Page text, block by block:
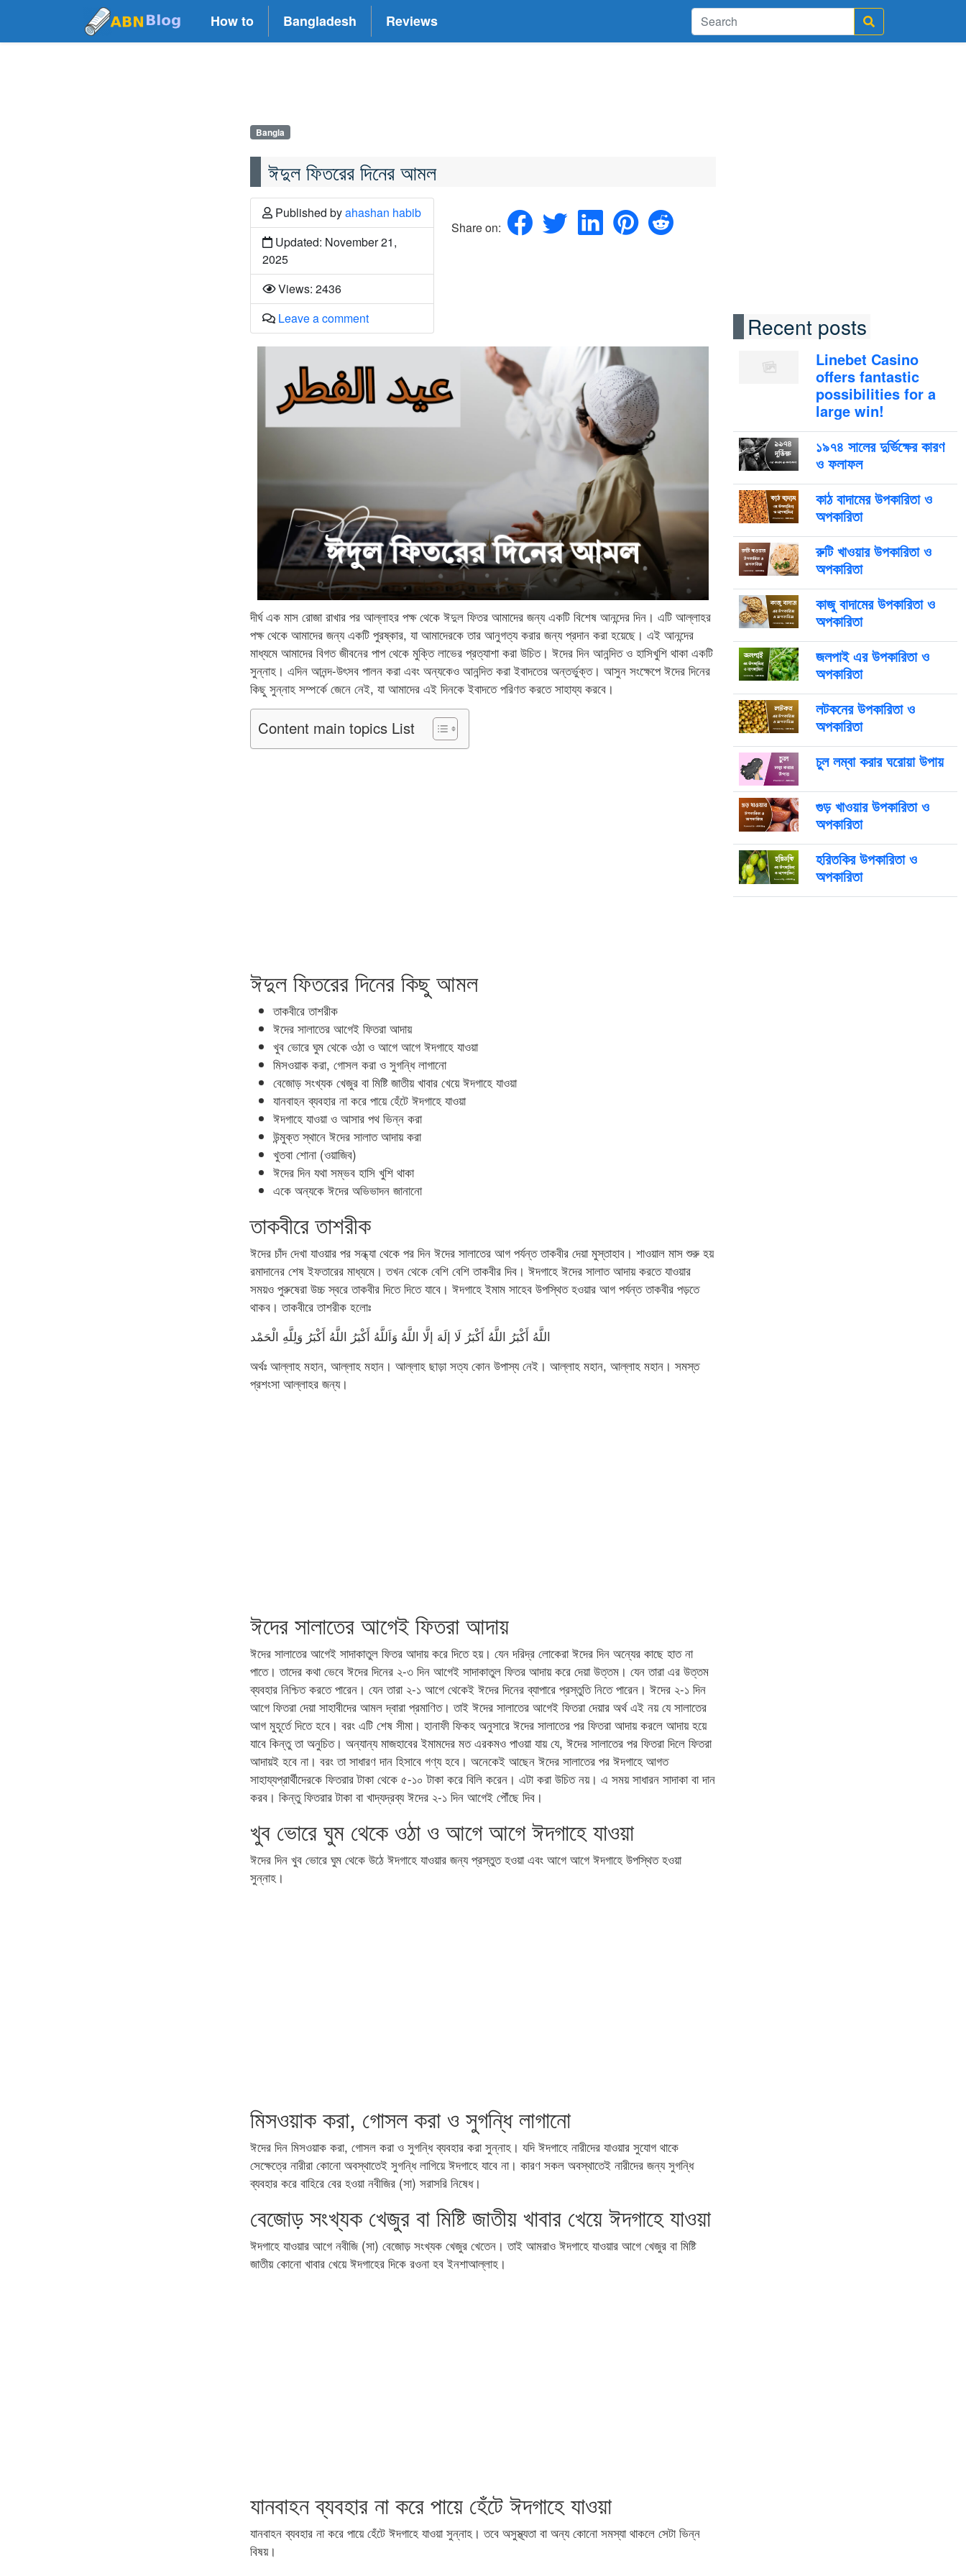
How to Bangladesh Reviews
Bangla
ঈদুল ফিতরের দিনের আমল
Published byahashan habib
Updated: November 21,
2025
Views: 2436
Leave a comment
Share on:
দীর্ঘ এক মাস রোজা রাখার পর আল্লাহর পক্ষ থেকে ঈদুল ফিতর আমাদের জন্য একটি বিশেষ আনন্দের দিন। এটি আল্লাহর
পক্ষ থেকে আমাদের জন্য একটি পুরষ্কার, যা আমাদেরকে তার আনুগত্য করার জন্য প্রদান করা হয়েছে। এই আনন্দের
মাধ্যমে আমাদের বিগত জীবনের পাপ থেকে মুক্তি লাভের প্রত্যাশা করা উচিত। ঈদের দিন আনন্দিত ও হাসিখুশি থাকা একটি
সুন্নাহ। এদিন আনন্দ-উৎসব পালন করা এবং অন্যকেও আনন্দিত করা ইবাদতের অন্তর্ভুক্ত। আসুন সংক্ষেপে ঈদের দিনের
কিছু সুন্নাহ সম্পর্কে জেনে নেই, যা আমাদের এই দিনকে ইবাদতে পরিণত করতে সাহায্য করবে।
Content main topics List
ঈদুল ফিতরের দিনের কিছু আমল
তাকবীরে তাশরীক
ঈদের সালাতের আগেই ফিতরা আদায়
খুব ভোরে ঘুম থেকে ওঠা ও আগে আগে ঈদগাহে যাওয়া
মিসওয়াক করা, গোসল করা ও সুগন্ধি লাগানো
বেজোড় সংখ্যক খেজুর বা মিষ্টি জাতীয় খাবার খেয়ে ঈদগাহে যাওয়া
যানবাহন ব্যবহার না করে পায়ে হেঁটে ঈদগাহে যাওয়া
ঈদগাহে যাওয়া ও আসার পথ ভিন্ন করা
উন্মুক্ত স্থানে ঈদের সালাত আদায় করা
খুতবা শোনা (ওয়াজিব)
ঈদের দিন যথা সম্ভব হাসি খুশি থাকা
একে অন্যকে ঈদের অভিভাদন জানানো
তাকবীরে তাশরীক
ঈদের চাঁদ দেখা যাওয়ার পর সন্ধ্যা থেকে পর দিন ঈদের সালাতের আগ পর্যন্ত তাকবীর দেয়া মুস্তাহাব। শাওয়াল মাস শুরু হয়
রমাদানের শেষ ইফতারের মাধ্যমে। তখন থেকে বেশি বেশি তাকবীর দিব। ঈদগাহে ঈদের সালাত আদায় করতে যাওয়ার
সময়ও পুরুষেরা উচ্চ স্বরে তাকবীর দিতে দিতে যাবে। ঈদগাহে ইমাম সাহেব উপস্থিত হওয়ার আগ পর্যন্ত তাকবীর পড়তে
থাকব। তাকবীরে তাশরীক হলোঃ
اللَّهُ أَكْبَرُ اللَّهُ أَكْبَرُ لَا إلَهَ إلَّا اللَّهُ وَاَللَّهُ أَكْبَرُ اللَّهُ أَكْبَرُ وَلِلَّهِ الْحَمْد
অর্থঃ আল্লাহ মহান, আল্লাহ মহান। আল্লাহ ছাড়া সত্য কোন উপাস্য নেই। আল্লাহ মহান, আল্লাহ মহান। সমস্ত
প্রশংসা আল্লাহর জন্য।
ঈদের সালাতের আগেই ফিতরা আদায়
ঈদের সালাতের আগেই সাদাকাতুল ফিতর আদায় করে দিতে হয়। যেন দরিদ্র লোকেরা ঈদের দিন অন্যের কাছে হাত না
পাতে। তাদের কথা ভেবে ঈদের দিনের ২-৩ দিন আগেই সাদাকাতুল ফিতর আদায় করে দেয়া উত্তম। যেন তারা এর উত্তম
ব্যবহার নিশ্চিত করতে পারেন। যেন তারা ২-১ আগে থেকেই ঈদের দিনের ব্যাপারে প্রস্তুতি নিতে পারেন। ঈদের ২-১ দিন
আগে ফিতরা দেয়া সাহাবীদের আমল দ্বারা প্রমাণিত। তাই ঈদের সালাতের আগেই ফিতরা দেয়ার অর্থ এই নয় যে সালাতের
আগ মুহূর্তে দিতে হবে। বরং এটি শেষ সীমা। হানাফী ফিকহ অনুসারে ঈদের সালাতের পর ফিতরা আদায় করলে আদায় হয়ে
যাবে কিন্তু তা অনুচিত। অন্যান্য মাজহাবের ইমামদের মত এরকমও পাওয়া যায় যে, ঈদের সালাতের পর ফিতরা দিলে ফিতরা
আদায়ই হবে না। বরং তা সাধারণ দান হিসাবে গণ্য হবে। অনেকেই আছেন ঈদের সালাতের পর ঈদগাহে আগত
সাহায্যপ্রার্থীদেরকে ফিতরার টাকা থেকে ৫-১০ টাকা করে বিলি করেন। এটা করা উচিত নয়। এ সময় সাধারন সাদাকা বা দান
করব। কিন্তু ফিতরার টাকা বা খাদ্যদ্রব্য ঈদের ২-১ দিন আগেই পৌঁছে দিব।
খুব ভোরে ঘুম থেকে ওঠা ও আগে আগে ঈদগাহে যাওয়া
ঈদের দিন খুব ভোরে ঘুম থেকে উঠে ঈদগাহে যাওয়ার জন্য প্রস্তুত হওয়া এবং আগে আগে ঈদগাহে উপস্থিত হওয়া
সুন্নাহ।
মিসওয়াক করা, গোসল করা ও সুগন্ধি লাগানো
ঈদের দিন মিসওয়াক করা, গোসল করা ও সুগন্ধি ব্যবহার করা সুন্নাহ। যদি ঈদগাহে নারীদের যাওয়ার সুযোগ থাকে
সেক্ষেত্রে নারীরা কোনো অবস্থাতেই সুগন্ধি লাগিয়ে ঈদগাহে যাবে না। কারণ সকল অবস্থাতেই নারীদের জন্য সুগন্ধি
ব্যবহার করে বাহিরে বের হওয়া নবীজির (সা) সরাসরি নিষেধ।
বেজোড় সংখ্যক খেজুর বা মিষ্টি জাতীয় খাবার খেয়ে ঈদগাহে যাওয়া
ঈদগাহে যাওয়ার আগে নবীজি (সা) বেজোড় সংখ্যক খেজুর খেতেন। তাই আমরাও ঈদগাহে যাওয়ার আগে খেজুর বা মিষ্টি
জাতীয় কোনো খাবার খেয়ে ঈদগাহের দিকে রওনা হব ইনশাআল্লাহ।
যানবাহন ব্যবহার না করে পায়ে হেঁটে ঈদগাহে যাওয়া
যানবাহন ব্যবহার না করে পায়ে হেঁটে ঈদগাহে যাওয়া সুন্নাহ। তবে অসুস্থ্যতা বা অন্য কোনো সমস্যা থাকলে সেটা ভিন্ন
বিষয়।
Recent posts
Linebet Casino
offers fantastic
possibilities for a
large win!
১৯৭৪ সালের দুর্ভিক্ষের কারণ
ও ফলাফল
কাঠ বাদামের উপকারিতা ও
অপকারিতা
রুটি খাওয়ার উপকারিতা ও
অপকারিতা
কাজু বাদামের উপকারিতা ও
অপকারিতা
জলপাই এর উপকারিতা ও
অপকারিতা
লটকনের উপকারিতা ও
অপকারিতা
চুল লম্বা করার ঘরোয়া উপায়
গুড় খাওয়ার উপকারিতা ও
অপকারিতা
হরিতকির উপকারিতা ও
অপকারিতা